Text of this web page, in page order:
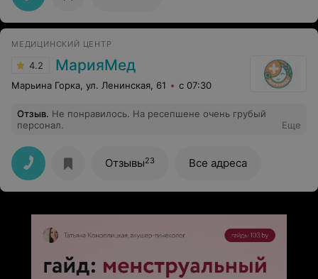
заслуживает медали Ф.Найтингейл за преданность
своему делу. Низкий ей поклон и здравия!
МЕДИЦИНСКИЙ ЦЕНТР
4.2 МарияМед
Марьина Горка, ул. Ленинская, 61 с 07:30
Отзыв. Не понравилось. На ресепшене очень грубый
персонал.
Еще
Отзывы23 Все адреса